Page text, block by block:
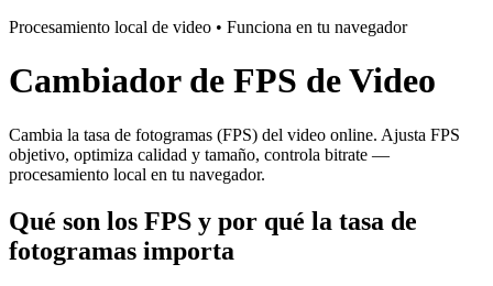
Procesamiento local de video • Funciona en tu navegador
Cambiador de FPS de Video
Cambia la tasa de fotogramas (FPS) del video online. Ajusta FPS
objetivo, optimiza calidad y tamaño, controla bitrate —
procesamiento local en tu navegador.
Qué son los FPS y por qué la tasa de
fotogramas importa